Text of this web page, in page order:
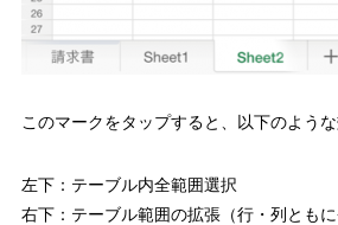
このマークをタップすると、以下のような
左下：テーブル内全範囲選択
右下：テーブル範囲の拡張（行・列ともに